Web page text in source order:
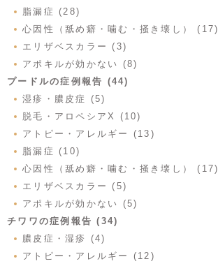
脂漏症 (28)
心因性（舐め癖・噛む・掻き壊し） (17)
エリザベスカラー (3)
アポキルが効かない (8)
プードルの症例報告 (44)
湿疹・膿皮症 (5)
脱毛・アロペシアX (10)
アトピー・アレルギー (13)
脂漏症 (10)
心因性（舐め癖・噛む・掻き壊し） (17)
エリザベスカラー (5)
アポキルが効かない (5)
チワワの症例報告 (34)
膿皮症・湿疹 (4)
アトピー・アレルギー (12)